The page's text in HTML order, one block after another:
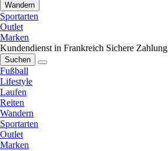
Wandern
Sportarten
Outlet
Marken
Kundendienst in Frankreich Sichere Zahlung
Suchen
Fußball
Lifestyle
Laufen
Reiten
Wandern
Sportarten
Outlet
Marken